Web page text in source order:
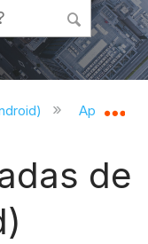
Aplicativo
de